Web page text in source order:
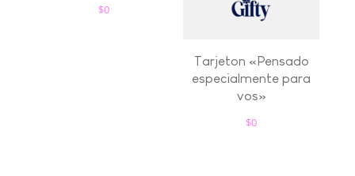
$0
Tarjeton «Pensado
especialmente para
vos»
$0